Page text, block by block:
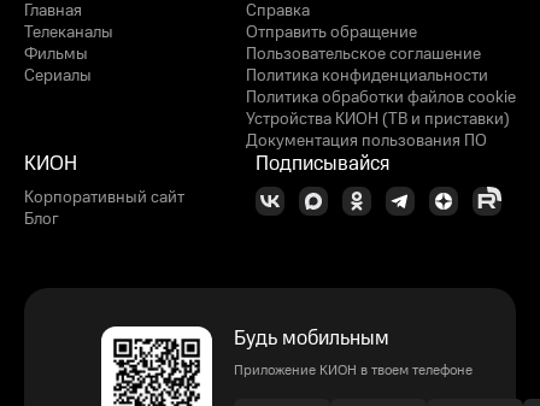
Главная
Телеканалы
Фильмы
Сериалы
Справка
Отправить обращение
Пользовательское соглашение
Политика конфиденциальности
Политика обработки файлов cookie
Устройства КИОН (ТВ и приставки)
Документация пользования ПО
КИОН
Корпоративный сайт
Блог
Подписывайся
Будь мобильным
Приложение КИОН в твоем телефоне